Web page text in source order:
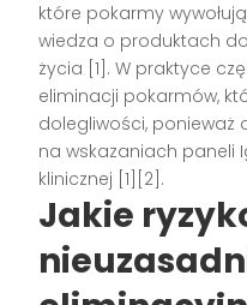
które pokarmy
wiedza o produktach
życia [1]. W praktyce
eliminacji pokarmów,
dolegliwości, ponieważ
na wskazaniach paneli
klinicznej [1][2].
Jakie